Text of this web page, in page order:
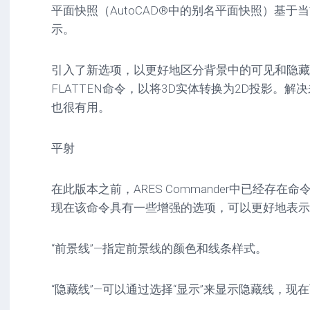
平面快照（AutoCAD®中的别名平面快照）基于
示。
引入了新选项，以更好地区分背景中的可见和隐
FLATTEN命令，以将3D实体转换为2D投影。解
也很有用。
平射
在此版本之前，ARES Commander中已经存在命
现在该命令具有一些增强的选项，可以更好地表
“前景线”—指定前景线的颜色和线条样式。
“隐藏线”—可以通过选择“显示”来显示隐藏线，现